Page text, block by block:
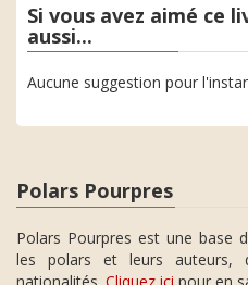
Si vous avez aimé ce
aussi...
Aucune suggestion pour
Polars Pourpres
Polars Pourpres est une base
les polars et leurs
nationalités. Cliquez ici pour en